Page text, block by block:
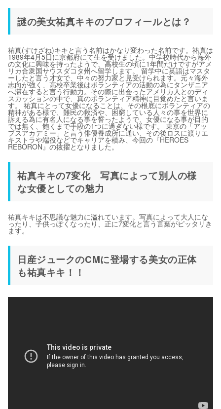
謎の美女祐真キキのプロフィールとは？
祐真(すけざね)キキと言う名前はかなり変わった名前です。祐真は
1989年4月5日に京都府にて生を受けました。中学校時代から海外
の文化に興味を持ったようで、高校生の頃に1年間だけですがアメ
リカ合衆国サウスダコタ州へ留学します。 留学中に英語はマスタ
ーしたと言う才女で、中々の努力家と見受けられます。元々海外
志向が強く、高校卒業後はボランティアの活動の為にタンザニア
へ滞在すると言う行動力。その際に出会ったアメリカ人とのディ
スカッションの中で、真のボランティア精神に目覚めたと言いま
す。 祐真にとって女優になることは、その根底にボランティアの
精神がある様で、難民の救済や、困窮している人々の事を世界に
訴える為に有名人になる事を誓ったようで、女優になる事が目的
では無く、飽くまで手段の1つに過ぎない様です。 東京の「アッ
プスアカデミー」と言う俳優養成所に通い、その後ロスに渡りエ
キストラや端役などでキャリアを積み、今回の『HEROES
REBORON』の抜擢となりました。
祐真キキの7変化 写真によって別人の様
な女優としての魅力
祐真キキは不思議な魅力に溢れています。写真によって大人にな
ったり、子供っぽくなったり、正に7変化と言う言葉がピッタリき
ます。
日産ジュークのCMに登場する美女の正体
も祐真キキ！！